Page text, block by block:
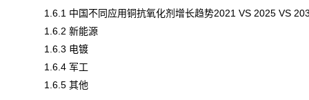
1.6.1 中国不同应用铜抗氧化剂增长趋势2021 VS 2025 VS
1.6.2 新能源
1.6.3 电镀
1.6.4 军工
1.6.5 其他